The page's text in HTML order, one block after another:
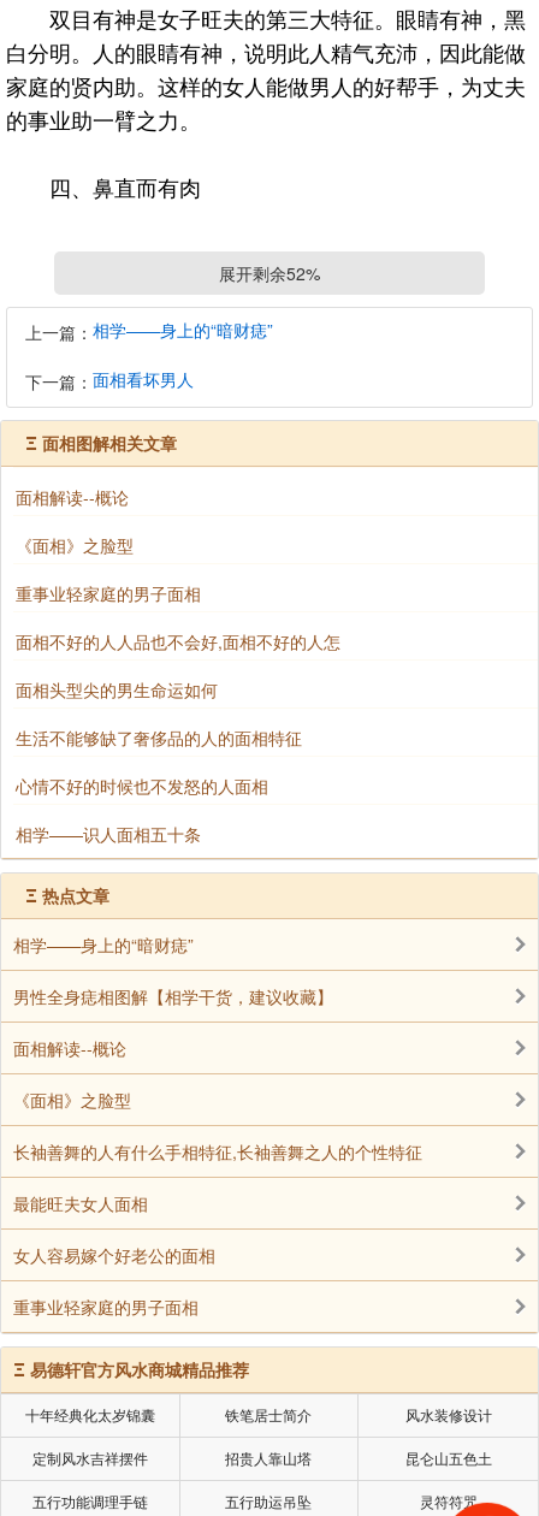
双目有神是女子旺夫的第三大特征。眼睛有神，黑
白分明。人的眼睛有神，说明此人精气充沛，因此能做
家庭的贤内助。这样的女人能做男人的好帮手，为丈夫
的事业助一臂之力。
四、鼻直而有肉
鼻子饱满是女子旺夫的第四大特征。如果女的鼻子
长的直而不起节，不露骨，有肉感。说明有旺夫之运，
因为鼻为财星，女人的鼻子代表丈夫的财富与事业，如
五、人中清
人中清而深长是女子旺夫的第五大特征。人中代表
能力很强，古人讲究：不孝有三，无后为大。这种女人
会为丈夫生出很多健康优良的孩子，因此能够福泽绵
六、齐口大齿
表社交能力强，精力充沛。牙齿整齐，代表与丈夫关系
融洽，家庭和美。这种女人性格温和，善解人意，能够
使家庭和睦，旺夫益子。但是口大，牙齿不齐，唇色暗
淡的女子反而不宜。
七、唇色红润
唇色红润是女子旺夫的第七大特征。唇色红润的女
子，不仅有很强的旺夫之运。而且善于教导子女，能言
善道。结合好的唇型，口才好，可以做一个好的演说
家。
八、下巴圆满
下巴圆满是女子旺夫的第八大特征。下巴圆满的女
人代表晚运很好，晚而有福。不是夫强，就是子贵。所
以拥有这样的下巴是男人的福气。
九、耳珠厚大
耳垂厚大师女子旺夫的第九大特征。女人耳垂厚
大，代表女人有福。女人而有垂珠，必生贵子。因此耳
展开剩余52%
上一篇： 相学——身上的“暗财痣”
下一篇： 面相看坏男人
Ξ 面相图解相关文章
面相解读--概论
《面相》之脸型
重事业轻家庭的男子面相
面相不好的人人品也不会好,面相不好的人怎
面相头型尖的男生命运如何
生活不能够缺了奢侈品的人的面相特征
心情不好的时候也不发怒的人面相
相学——识人面相五十条
Ξ 热点文章
相学——身上的“暗财痣”
男性全身痣相图解【相学干货，建议收藏】
面相解读--概论
《面相》之脸型
长袖善舞的人有什么手相特征,长袖善舞之人的个性特征
最能旺夫女人面相
女人容易嫁个好老公的面相
重事业轻家庭的男子面相
Ξ 易德轩官方风水商城精品推荐
十年经典化太岁锦囊 铁笔居士简介 风水装修设计
定制风水吉祥摆件 招贵人靠山塔 昆仑山五色土
五行功能调理手链 五行助运吊坠 灵符符咒